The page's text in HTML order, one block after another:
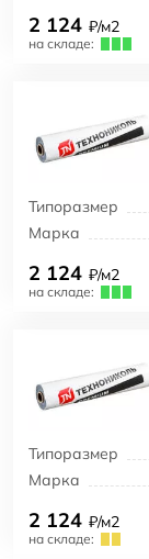
2 124 ₽/м2
на складе:
Типоразмер
Марка
2 124 ₽/м2
на складе:
Типоразмер
Марка
2 124 ₽/м2
на складе: